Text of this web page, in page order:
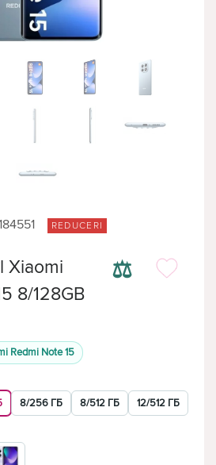
REDUCERI
⚖
Xiaomi
8/128GB
Redmi Note 15
8/256 ГБ 8/512 ГБ 12/512 ГБ